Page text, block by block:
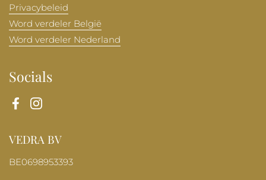
Privacybeleid
Word verdeler België
Word verdeler Nederland
Socials
FacebookInstagram
VEDRA BV
BE0698953393